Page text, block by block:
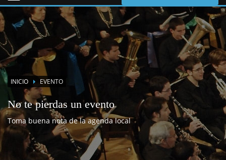
INICIO EVENTO
No te pierdas un evento
Toma buena nota de la agenda local